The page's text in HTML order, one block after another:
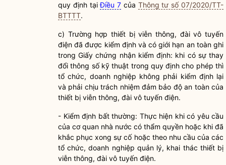
quy định tạiĐiều 7 của Thông tư số 07/2020/TT-
BTTTT.
c) Trường hợp thiết bị viễn thông, đài vô tuyến
điện đã được kiểm định và có giới hạn an toàn ghi
trong Giấy chứng nhận kiểm định: khi có sự thay
đổi thông số kỹ thuật trong quy định cho phép thì
tổ chức, doanh nghiệp không phải kiểm định lại
và phải chịu trách nhiệm đảm bảo độ an toàn của
thiết bị viễn thông, đài vô tuyến điện.
- Kiểm định bất thường: Thực hiện khi có yêu cầu
của cơ quan nhà nước có thẩm quyền hoặc khi đã
khắc phục xong sự cố hoặc theo nhu cầu của các
tổ chức, doanh nghiệp quản lý, khai thác thiết bị
viễn thông, đài vô tuyến điện.